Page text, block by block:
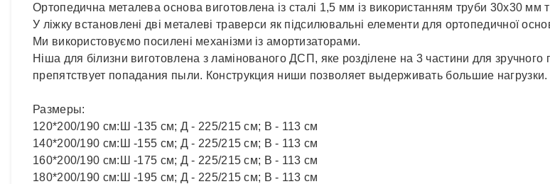
Ортопедична металева основа виготовлена ​​із сталі 1,5 мм із використанням труби 30х30
У ліжку встановлені дві металеві траверси як підсилювальні елементи для ортопедичної
Ми використовуємо посилені механізми із амортизаторами.
Ніша для білизни виготовлена ​​з ламінованого ДСП, яке розділене на 3 частини для
препятствует попадания пыли. Конструкция ниши позволяет выдерживать большие нагрузки.
Размеры:
120*200/190 см:Ш -135 см; Д - 225/215 см; В - 113 см
140*200/190 см:Ш -155 см; Д - 225/215 см; В - 113 см
160*200/190 см:Ш -175 см; Д - 225/215 см; В - 113 см
180*200/190 см:Ш -195 см; Д - 225/215 см; В - 113 см